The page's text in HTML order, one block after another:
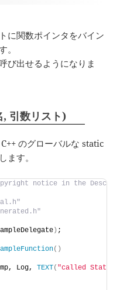
に関数ポインタをバイン
。
び出せるようになりま
引数リスト)
のグローバルな static
ます。
notice in the
) ;
()
Log, TEXT( "called